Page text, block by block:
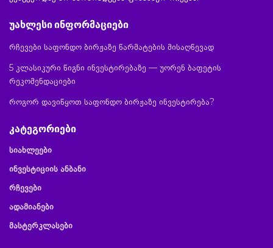
უახლესი ინფორმაციები
რჩევები საფონდო ბირჟაზე წარმატების მისაღწევად
5 კლასიკური წიგნი ინვესტირებაზე — უორენ ბაფეტის
რეკომენდაციები
როგორ დავიწყოთ საფონდო ბირჟაზე ინვესტირება?
კატეგორიები
სიახლეები
ინვესტიციის ანბანი
რჩევები
ადამიანები
მასტერკლასები